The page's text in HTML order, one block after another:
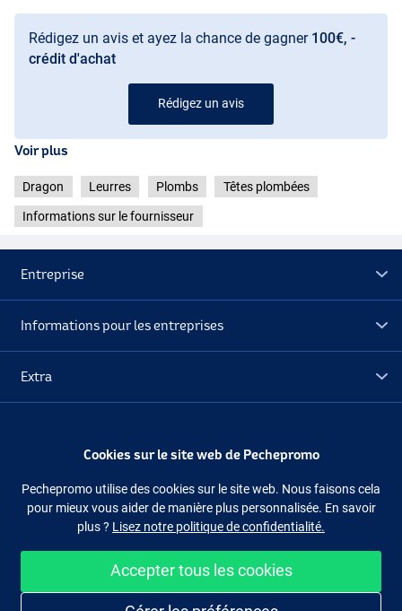
Rédigez un avis et ayez la chance de gagner 100€, -
crédit d'achat
Rédigez un avis
Voir plus
Dragon Leurres Plombs Têtes plombées
Informations sur le fournisseur
Entreprise
Informations pour les entreprises
Extra
Suivez-nous Facebook Instagram
Cookies sur le site web de Pechepromo
Pechepromo utilise des cookies sur le site web. Nous faisons cela
pour mieux vous aider de manière plus personnalisée. En savoir
plus ? Lisez notre politique de confidentialité.
Accepter tous les cookies